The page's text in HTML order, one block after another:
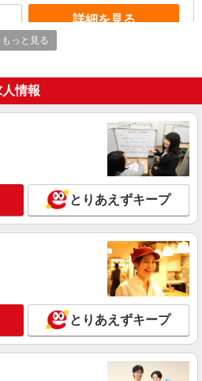
夜勤手当 ・日祝手当（月平均2回分）
（月平均5回分） ※居住支援特別手当
目までの方はさらに1万円支給（再入社
詳細を見る
フ
祉士】 月給：305,300円 年収例：410
職務手当 ・特別職務手当 ・特別地域手
都）居住支援特別手当 ・働きがい向上
夜勤手当 ・日祝手当（月平均2回分）
までの方はさらに1万円支給（再入社
時間外手当支給（超過1分〜）
橋区三園2丁目12-14
詳細を見る
能/3050ka2
都）居住支援特別手当対象求人 【介
ルパー1級・2級）】 時給1,330円
上勤務（社保加入者）の場合は時給
＋50円（再入社者は除く） ◎夜勤1
橋区徳丸2-17-9
詳細を見る
もっと見る
情報
とりあえずキープ
とりあえずキープ